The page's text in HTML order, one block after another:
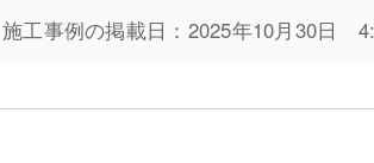
施工事例の掲載日：2025年10月30日